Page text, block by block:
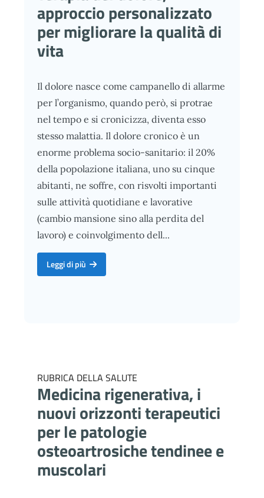
approccio personalizzato
per migliorare la qualità di
vita
Il dolore nasce come campanello di allarme
per l’organismo, quando però, si protrae
nel tempo e si cronicizza, diventa esso
stesso malattia. Il dolore cronico è un
enorme problema socio-sanitario: il 20%
della popolazione italiana, uno su cinque
abitanti, ne soffre, con risvolti importanti
sulle attività quotidiane e lavorative
(cambio mansione sino alla perdita del
lavoro) e coinvolgimento dell...
Terapia del dolore, approccio personalizzato per migliorare la
Leggi di più
RUBRICA DELLA SALUTE
Medicina rigenerativa, i
nuovi orizzonti terapeutici
per le patologie
osteoartrosiche tendinee e
muscolari